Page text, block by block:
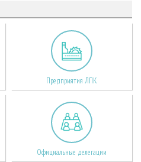
Предприятия ЛПК
Официальные делегации